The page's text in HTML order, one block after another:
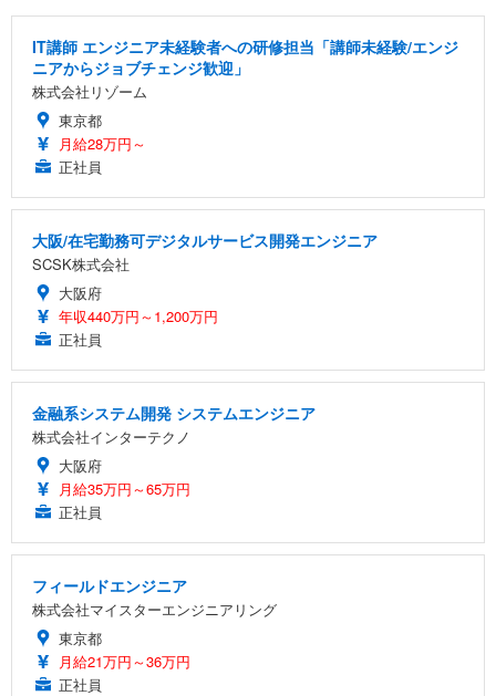
IT講師 エンジニア未経験者への研修担当「講師未経験/エンジ
ニアからジョブチェンジ歓迎」
株式会社リゾーム
東京都
月給28万円～
正社員
大阪/在宅勤務可デジタルサービス開発エンジニア
SCSK株式会社
大阪府
年収440万円～1,200万円
正社員
金融系システム開発 システムエンジニア
株式会社インターテクノ
大阪府
月給35万円～65万円
正社員
フィールドエンジニア
株式会社マイスターエンジニアリング
東京都
月給21万円～36万円
正社員